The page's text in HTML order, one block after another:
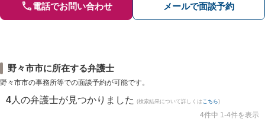
電話でお問い合わせ メールで面談予約
野々市市に所在する弁護士
野々市市の事務所等での面談予約が可能です。
4 人の弁護士が見つかりました (検索結果について詳しくは こちら)
4件中 1-4件を表示